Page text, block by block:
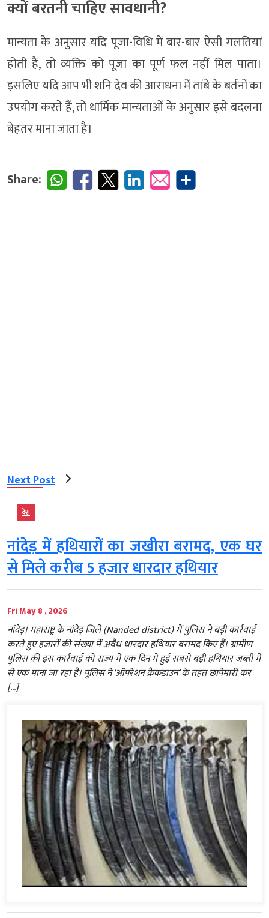
क्यों बरतनी चाहिए सावधानी?
मान्यता के अनुसार यदि पूजा-विधि में बार-बार ऐसी गलतियां
होती हैं, तो व्यक्ति को पूजा का पूर्ण फल नहीं मिल पाता।
इसलिए यदि आप भी शनि देव की आराधना में तांबे के बर्तनों का
उपयोग करते हैं, तो धार्मिक मान्यताओं के अनुसार इसे बदलना
बेहतर माना जाता है।
Share:
Next Post
देश
नांदेड़ में हथियारों का जखीरा बरामद, एक घर
से मिले करीब 5 हजार धारदार हथियार
Fri May 8 , 2026
नांदेड़। महाराष्ट्र के नांदेड़ जिले (Nanded district) में पुलिस ने बड़ी कार्रवाई
करते हुए हजारों की संख्या में अवैध धारदार हथियार बरामद किए हैं। ग्रामीण
पुलिस की इस कार्रवाई को राज्य में एक दिन में हुई सबसे बड़ी हथियार जब्ती में
से एक माना जा रहा है। पुलिस ने ‘ऑपरेशन क्रैकडाउन’ के तहत छापेमारी कर
[…]